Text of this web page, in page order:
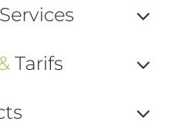
ou
Services
ou
Tarifs
ou